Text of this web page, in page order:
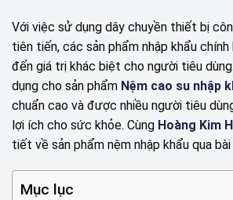
Với việc sử dụng dây chuyền thiết bị
tiên tiến, các sản phẩm nhập khẩu chính
đến giá trị khác biệt cho người tiêu
dụng cho sản phẩm Nệm cao su nhập
chuẩn cao và được nhiều người tiêu
lợi ích cho sức khỏe. Cùng Hoàng Kim
tiết về sản phẩm nệm nhập khẩu qua
Mục lục